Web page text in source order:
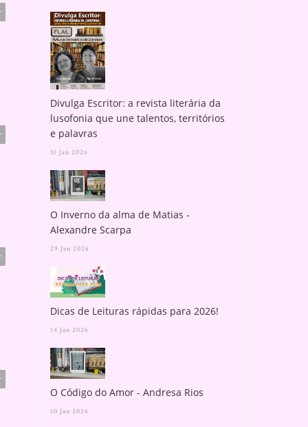
Divulga Escritor: a revista literária da
lusofonia que une talentos, territórios
e palavras
31 Jan 2026
O Inverno da alma de Matias -
Alexandre Scarpa
29 Jan 2026
Dicas de Leituras rápidas para 2026!
14 Jan 2026
O Código do Amor - Andresa Rios
10 Jan 2026